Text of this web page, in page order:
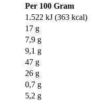
Per 100 Gram
1.522 kJ (363 kcal)
17 g
7,9 g
9,1 g
47 g
26 g
0,7 g
5,2 g